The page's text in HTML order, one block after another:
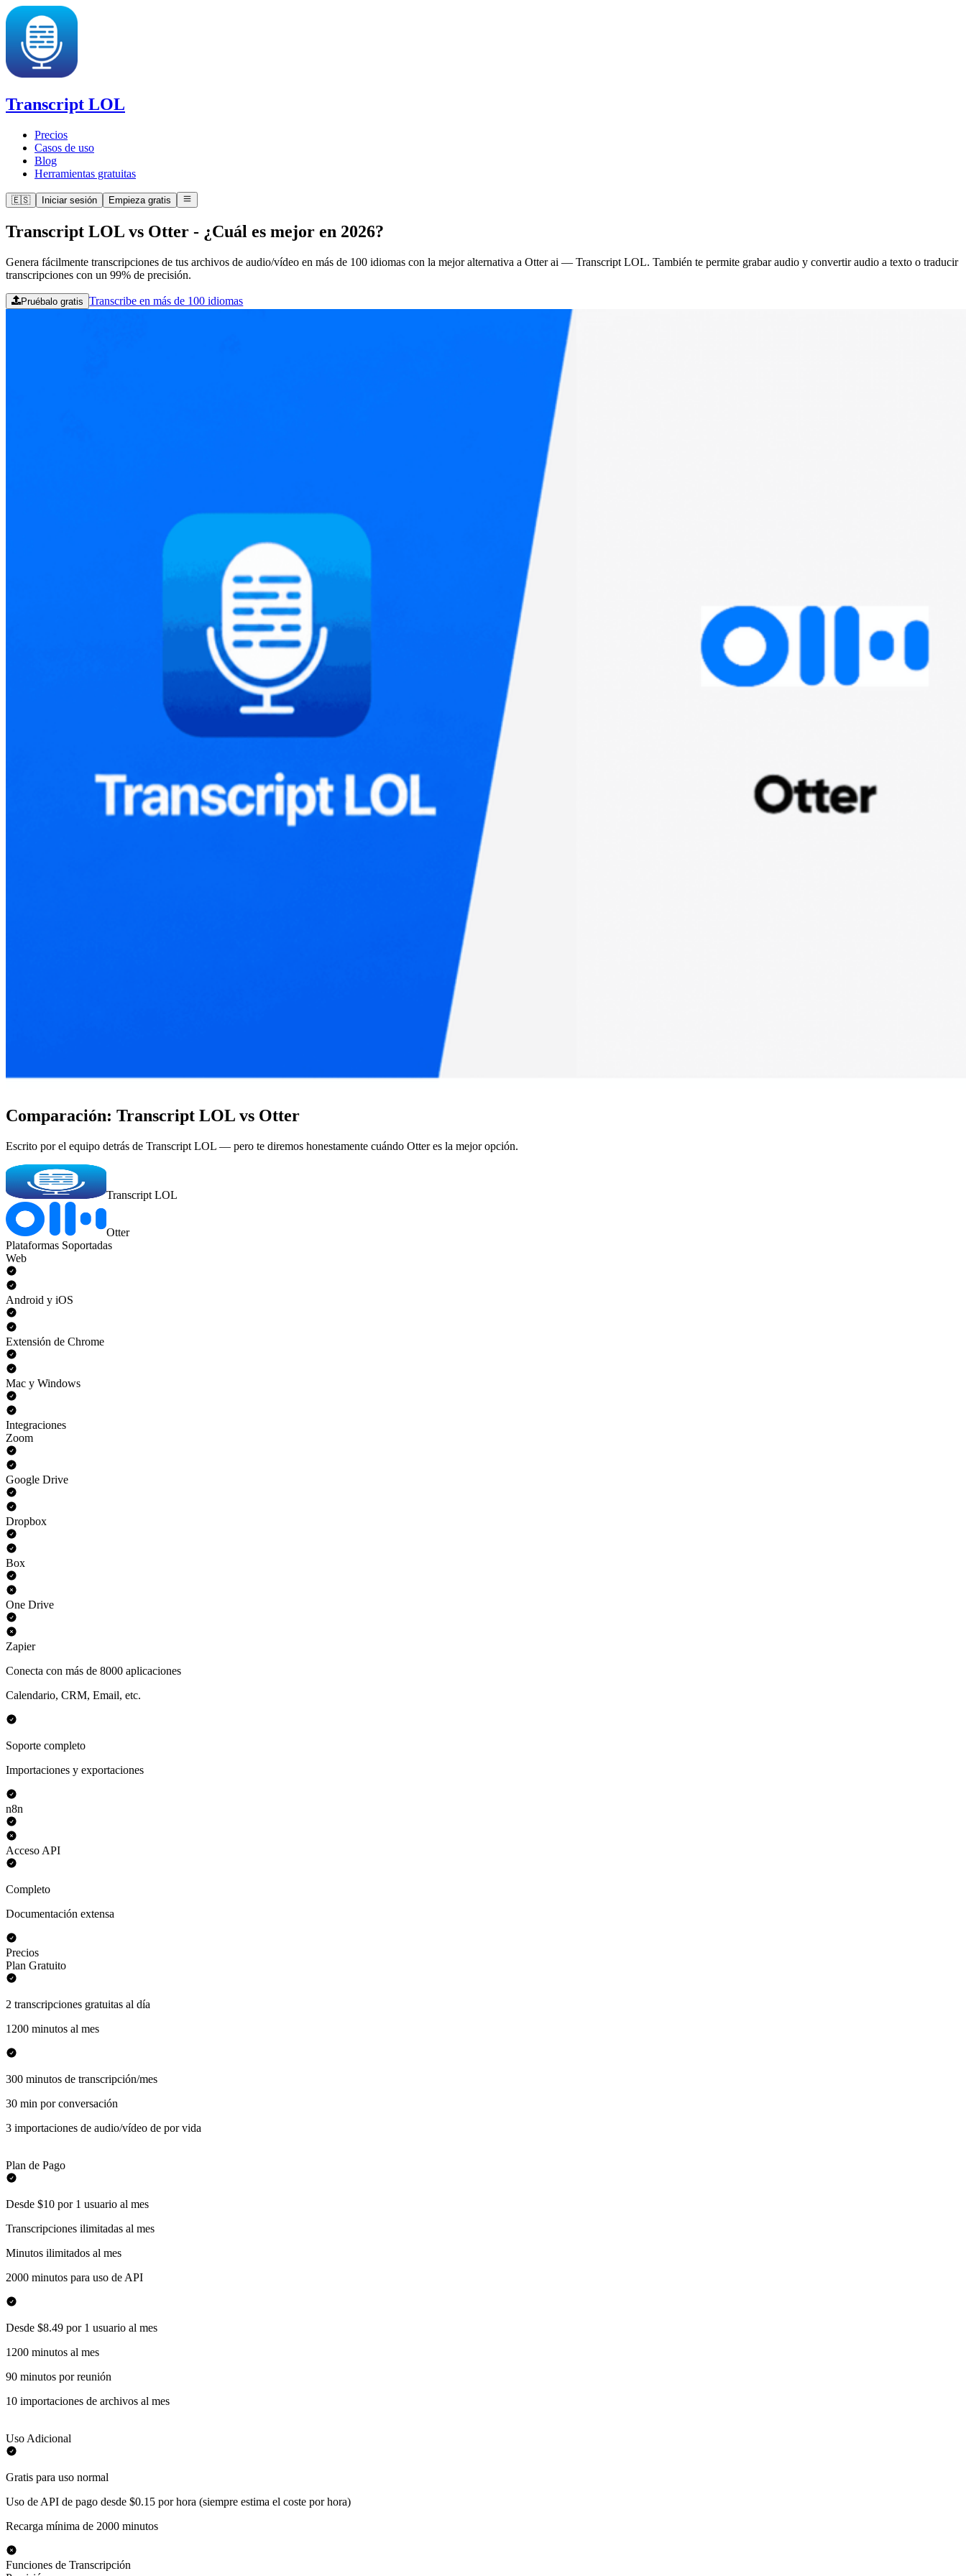
Transcript LOL
Precios
Casos de uso
Blog
Herramientas gratuitas
🇪🇸 Iniciar sesión Empieza gratis
Transcript LOL vs Otter - ¿Cuál es mejor en 2026?
Genera fácilmente transcripciones de tus archivos de audio/vídeo en más de 100 idiomas con la mejor alternativa a Otter ai — Transcript LOL. También te permite grabar audio y convertir audio a texto o traducir
transcripciones con un 99% de precisión.
Pruébalo gratis Transcribe en más de 100 idiomas
Comparación: Transcript LOL vs Otter
Escrito por el equipo detrás de Transcript LOL — pero te diremos honestamente cuándo Otter es la mejor opción.
Transcript LOL
Otter
Plataformas Soportadas
Web
Android y iOS
Extensión de Chrome
Mac y Windows
Integraciones
Zoom
Google Drive
Dropbox
Box
One Drive
Zapier
Conecta con más de 8000 aplicaciones
Calendario, CRM, Email, etc.
Soporte completo
Importaciones y exportaciones
n8n
Acceso API
Completo
Documentación extensa
Precios
Plan Gratuito
2 transcripciones gratuitas al día
1200 minutos al mes
300 minutos de transcripción/mes
30 min por conversación
3 importaciones de audio/vídeo de por vida
Plan de Pago
Desde $10 por 1 usuario al mes
Transcripciones ilimitadas al mes
Minutos ilimitados al mes
2000 minutos para uso de API
Desde $8.49 por 1 usuario al mes
1200 minutos al mes
90 minutos por reunión
10 importaciones de archivos al mes
Uso Adicional
Gratis para uso normal
Uso de API de pago desde $0.15 por hora (siempre estima el coste por hora)
Recarga mínima de 2000 minutos
Funciones de Transcripción